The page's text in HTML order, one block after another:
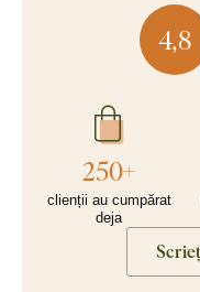
4,8
250+
clienții au cumpărat
deja